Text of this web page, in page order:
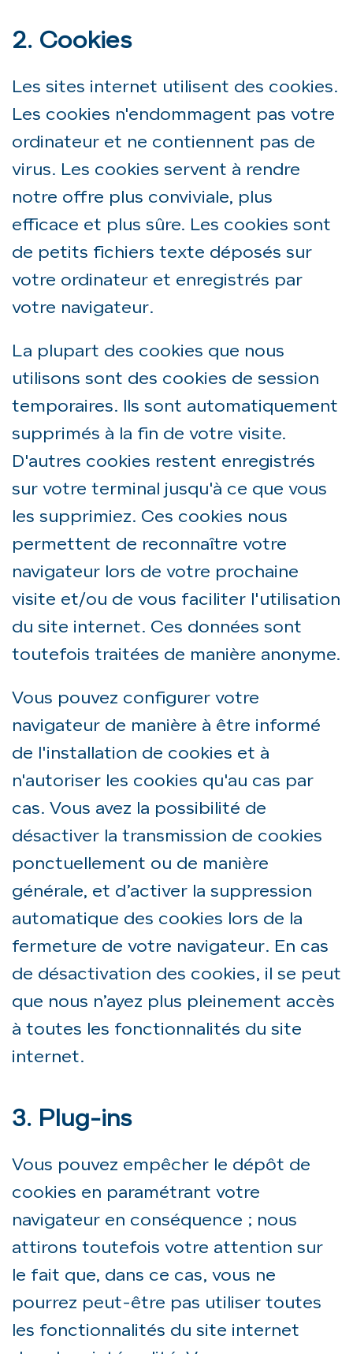
2. Cookies
Les sites internet utilisent des cookies.
Les cookies n'endommagent pas votre
ordinateur et ne contiennent pas de
virus. Les cookies servent à rendre
notre offre plus conviviale, plus
efficace et plus sûre. Les cookies sont
de petits fichiers texte déposés sur
votre ordinateur et enregistrés par
votre navigateur.
La plupart des cookies que nous
utilisons sont des cookies de session
temporaires. Ils sont automatiquement
supprimés à la fin de votre visite.
D'autres cookies restent enregistrés
sur votre terminal jusqu'à ce que vous
les supprimiez. Ces cookies nous
permettent de reconnaître votre
navigateur lors de votre prochaine
visite et/ou de vous faciliter l'utilisation
du site internet. Ces données sont
toutefois traitées de manière anonyme.
Vous pouvez configurer votre
navigateur de manière à être informé
de l'installation de cookies et à
n'autoriser les cookies qu'au cas par
cas. Vous avez la possibilité de
désactiver la transmission de cookies
ponctuellement ou de manière
générale, et d’activer la suppression
automatique des cookies lors de la
fermeture de votre navigateur. En cas
de désactivation des cookies, il se peut
que nous n’ayez plus pleinement accès
à toutes les fonctionnalités du site
internet.
3. Plug-ins
Vous pouvez empêcher le dépôt de
cookies en paramétrant votre
navigateur en conséquence ; nous
attirons toutefois votre attention sur
le fait que, dans ce cas, vous ne
pourrez peut-être pas utiliser toutes
les fonctionnalités du site internet